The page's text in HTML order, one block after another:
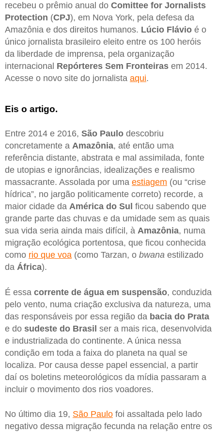
recebeu o prêmio anual do Comittee for Jornalists
Protection (CPJ), em Nova York, pela defesa da
Amazônia e dos direitos humanos. Lúcio Flávio é o
único jornalista brasileiro eleito entre os 100 heróis
da liberdade de imprensa, pela organização
internacional Repórteres Sem Fronteiras em 2014.
Acesse o novo site do jornalista aqui.
Eis o artigo.
Entre 2014 e 2016, São Paulo descobriu
concretamente a Amazônia, até então uma
referência distante, abstrata e mal assimilada, fonte
de utopias e ignorâncias, idealizações e realismo
massacrante. Assolada por uma estiagem (ou “crise
hídrica”, no jargão politicamente correto) recorde, a
maior cidade da América do Sul ficou sabendo que
grande parte das chuvas e da umidade sem as quais
sua vida seria ainda mais difícil, à Amazônia, numa
migração ecológica portentosa, que ficou conhecida
como rio que voa (como Tarzan, o bwana estilizado
da África).
É essa corrente de água em suspensão, conduzida
pelo vento, numa criação exclusiva da natureza, uma
das responsáveis por essa região da bacia do Prata
e do sudeste do Brasil ser a mais rica, desenvolvida
e industrializada do continente. A única nessa
condição em toda a faixa do planeta na qual se
localiza. Por causa desse papel essencial, a partir
daí os boletins meteorológicos da mídia passaram a
incluir o movimento dos rios voadores.
No último dia 19, São Paulo foi assaltada pelo lado
negativo dessa migração fecunda na relação entre os